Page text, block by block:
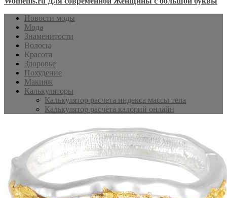
Новости моды
Мода
Знаменитости
Волосы
Красота
Здоровье
Похудение
Макияж
Калькуляторы
Калькулятор расчета индекса массы тела
Калькулятор расчета калорий онлайн